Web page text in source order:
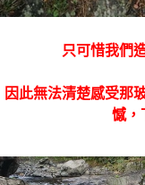
只可惜我們
因此無法清楚感受那
憾，